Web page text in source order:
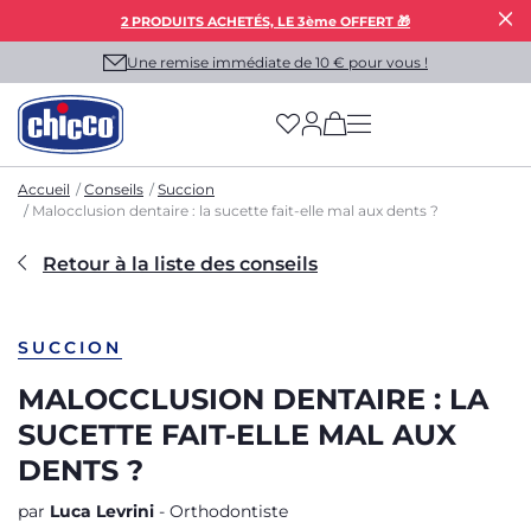
2 PRODUITS ACHETÉS, LE 3ème OFFERT 🎁
Une remise immédiate de 10 € pour vous !
(has more options
Accueil Conseils
Succion
Malocclusion dentaire : la sucette fait-elle mal aux dents ?
Retour à la liste des conseils
SUCCION
MALOCCLUSION DENTAIRE : LA
SUCETTE FAIT-ELLE MAL AUX
DENTS ?
par Luca Levrini - Orthodontiste